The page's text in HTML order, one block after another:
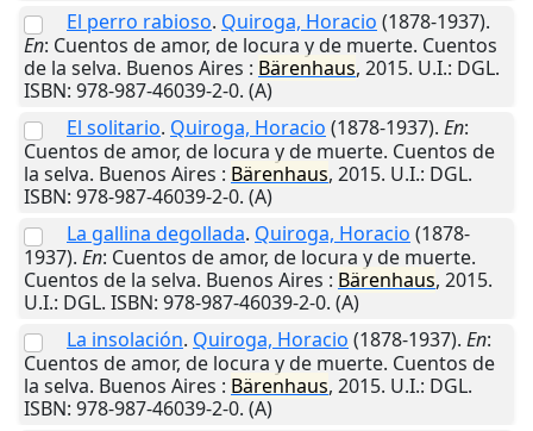
El perro rabioso. Quiroga, Horacio (1878-1937).
En: Cuentos de amor, de locura y de muerte. Cuentos
de la selva. Buenos Aires : Bärenhaus, 2015. U.I.: DGL.
ISBN: 978-987-46039-2-0. (A)
El solitario. Quiroga, Horacio (1878-1937). En:
Cuentos de amor, de locura y de muerte. Cuentos de
la selva. Buenos Aires : Bärenhaus, 2015. U.I.: DGL.
ISBN: 978-987-46039-2-0. (A)
La gallina degollada. Quiroga, Horacio (1878-
1937). En: Cuentos de amor, de locura y de muerte.
Cuentos de la selva. Buenos Aires : Bärenhaus, 2015.
U.I.: DGL. ISBN: 978-987-46039-2-0. (A)
La insolación. Quiroga, Horacio (1878-1937). En:
Cuentos de amor, de locura y de muerte. Cuentos de
la selva. Buenos Aires : Bärenhaus, 2015. U.I.: DGL.
ISBN: 978-987-46039-2-0. (A)